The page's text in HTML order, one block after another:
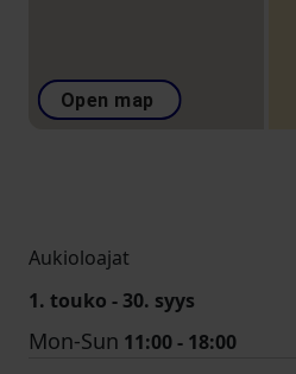
Open map
Aukioloajat
1. touko - 30. syys
Mon-Sun 11:00 - 18:00